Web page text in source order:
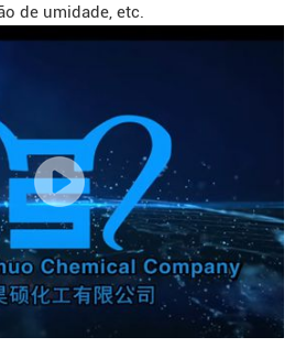
de umidade, etc.